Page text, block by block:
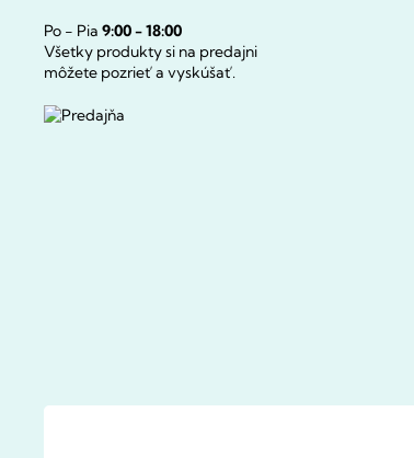
Po - Pia 9:00 - 18:00
Všetky produkty si na predajni
môžete pozrieť a vyskúšať.